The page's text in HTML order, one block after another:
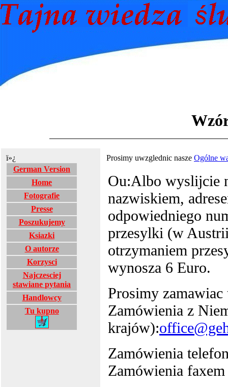
ï»¿
German Version
Home
Fotografie
Presse
Poszukujemy
Ksiazki
O autorze
Korzysci
Najczesciej
stawiane pytania
Handlowcy
Tu kupno
Prosimy uwzglednic nasze Ogólne
Ou:Albo wyslijcie
nazwiskiem,
odpowiedniego
przesylki (w
otrzymaniem
wynosza 6 Euro.
Prosimy
Zamówienia z
krajów):
Zamówienia
Zamówienia